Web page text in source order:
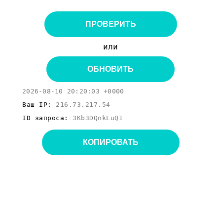
ПРОВЕРИТЬ
или
ОБНОВИТЬ
2026-08-10 20:20:03 +0000
Ваш IP: 216.73.217.54
ID запроса: 3Kb3DQnkLuQ1
КОПИРОВАТЬ